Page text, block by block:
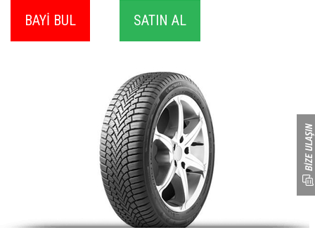
BAYİ BUL SATIN AL